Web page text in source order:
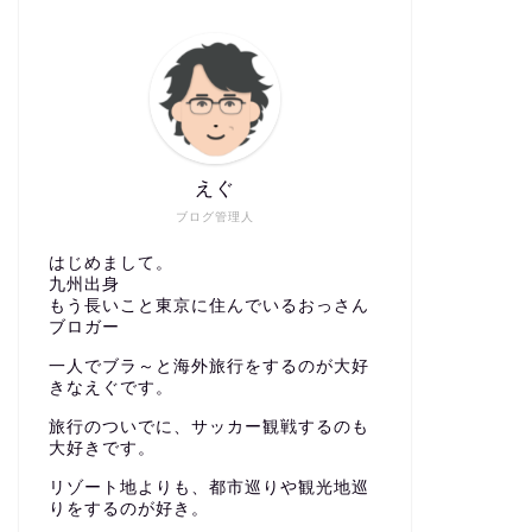
ブログ管理人
えぐ
はじめまして。
九州出身
もう長いこと東京に住んでいるおっさん
ブロガー
一人でブラ～と海外旅行をするのが大好
きなえぐです。
旅行のついでに、サッカー観戦するのも
大好きです。
リゾート地よりも、都市巡りや観光地巡
りをするのが好き。